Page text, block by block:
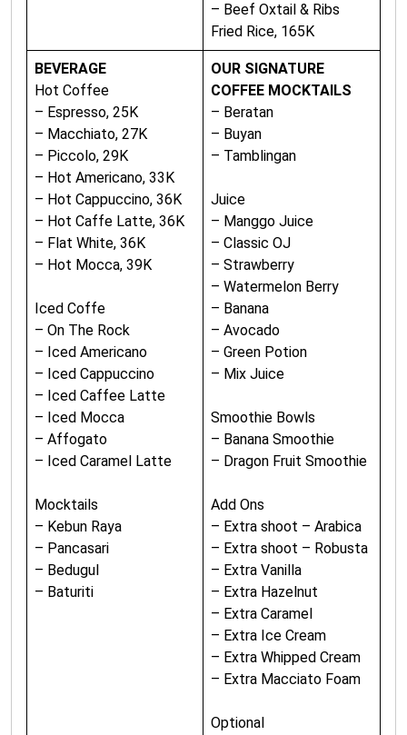
– Beef Oxtail & Ribs
Fried Rice, 165K
BEVERAGE
Hot Coffee
– Espresso, 25K
– Macchiato, 27K
– Piccolo, 29K
– Hot Americano, 33K
– Hot Cappuccino, 36K
– Hot Caffe Latte, 36K
– Flat White, 36K
– Hot Mocca, 39K
Iced Coffe
– On The Rock
– Iced Americano
– Iced Cappuccino
– Iced Caffee Latte
– Iced Mocca
– Affogato
– Iced Caramel Latte
Mocktails
– Kebun Raya
– Pancasari
– Bedugul
– Baturiti
OUR SIGNATURE
COFFEE MOCKTAILS
– Beratan
– Buyan
– Tamblingan
Juice
– Manggo Juice
– Classic OJ
– Strawberry
– Watermelon Berry
– Banana
– Avocado
– Green Potion
– Mix Juice
Smoothie Bowls
– Banana Smoothie
– Dragon Fruit Smoothie
Add Ons
– Extra shoot – Arabica
– Extra shoot – Robusta
– Extra Vanilla
– Extra Hazelnut
– Extra Caramel
– Extra Ice Cream
– Extra Whipped Cream
– Extra Macciato Foam
Optional